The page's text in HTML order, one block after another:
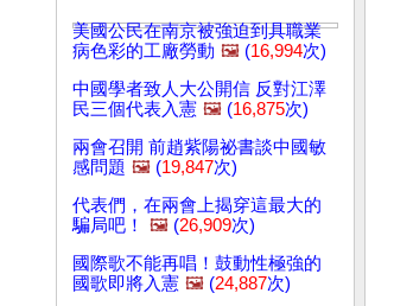
美國公民在南京被強迫到具職業
病色彩的工廠勞動 🖼️ (16,994次)
中國學者致人大公開信 反對江澤
民三個代表入憲 🖼️ (16,875次)
兩會召開 前趙紫陽祕書談中國敏
感問題 🖼️ (19,847次)
代表們，在兩會上揭穿這最大的
騙局吧！
🖼️ (26,909次)
國際歌不能再唱！鼓動性極強的
國歌即將入憲 🖼️ (24,887次)